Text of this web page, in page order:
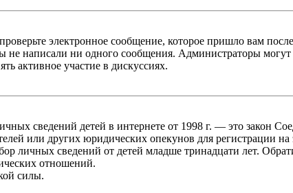
электронное сообщение, которое пришло вам
написали ни одного сообщения. Администраторы могут
активное участие в дискуссиях.
сведений детей в интернете от 1998 г. — это закон
или других юридических опекунов для регистрации
личных сведений от детей младше тринадцати лет.
отношений.
силы.